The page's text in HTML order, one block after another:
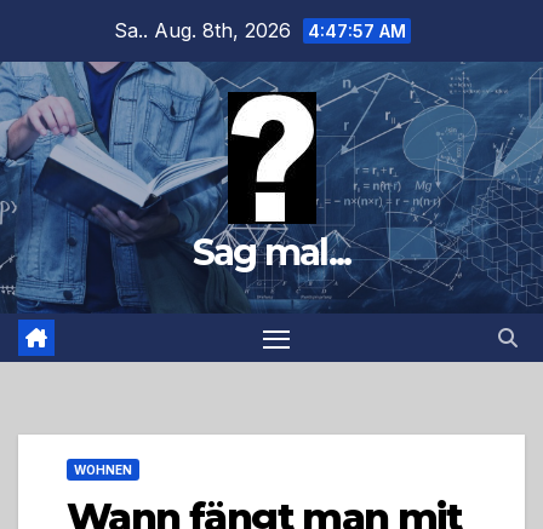
springen
Sa.. Aug. 8th, 2026 4:47:58 AM
Sag mal...
WOHNEN
Wann fängt man mit